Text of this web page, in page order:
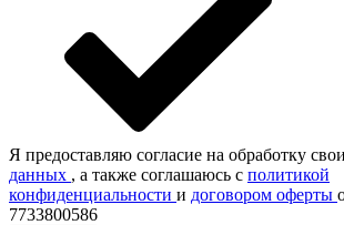
Я предоставляю согласие на обработку
данных , а также соглашаюсь с политикой
конфиденциальности и договором оферты
7733800586